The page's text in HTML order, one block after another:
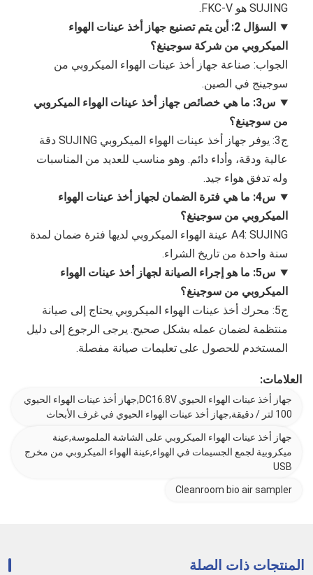
SUJING هو FKC-V.
السؤال 2: أين يتم تصنيع جهاز أخذ عينات الهواء
الميكروبي من شركة سوجينغ؟
الجواب: صناعة جهاز أخذ عينات الهواء الميكروبي من
سوجينج في الصين.
س3: ما هي خصائص جهاز أخذ عينات الهواء الميكروبي
من سوجينغ؟
ج3: يوفر جهاز أخذ عينات الهواء الميكروبي SUJING دقة
عالية ودقة، وأداء دائم. وهو مناسب للعديد من المناسبات
وله تدفق هواء جيد.
س4: ما هي فترة الضمان لجهاز أخذ عينات الهواء
الميكروبي من سوجينغ؟
A4: SUJING عينة الهواء الميكروبي لديها فترة ضمان لمدة
سنة واحدة من تاريخ الشراء.
س5: ما هو إجراء الصيانة لجهاز أخذ عينات الهواء
الميكروبي من سوجينغ؟
ج5: محرك أخذ عينات الهواء الميكروبي يحتاج إلى صيانة
منتظمة لضمان عمله بشكل صحيح. يرجى الرجوع إلى دليل
المستخدم للحصول على تعليمات صيانة مفصلة.
العلامات:
جهاز أخذ عينات الهواء الحيوي DC16.8V,جهاز أخذ عينات الهواء الحيوي
100 لتر / دقيقة,جهاز أخذ عينات الهواء الحيوي في غرف الأبحاث
جهاز أخذ عينات الهواء الميكروبي على الشاشة الملموسة,عينة
ميكروبية لجمع الجسيمات في الهواء,عينة الهواء الميكروبي من مخرج
USB
Cleanroom bio air sampler
المنتجات ذات الصلة